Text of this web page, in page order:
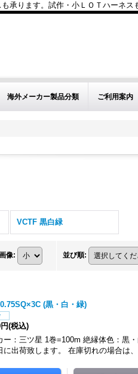
ります。試作・小ＬＯＴハーネス
海外メーカー製品分類 ご利用案内
VCTF 黒白緑
像: 並び順:
(黒・白・緑)
(税込)
ー：三ツ星 1巻=100m 絶縁体色：黒
に出荷致します。 在庫切れの場合